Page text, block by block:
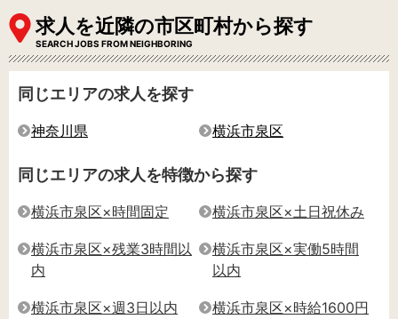
求人を近隣の市区町村から探す
SEARCH JOBS FROM NEIGHBORING
同じエリアの求人を探す
神奈川県 横浜市泉区
同じエリアの求人を特徴から探す
横浜市泉区×時間固定 横浜市泉区×土日祝休み
横浜市泉区×残業3時間以
内
横浜市泉区×実働5時間
以内
横浜市泉区×週3日以内
横浜市泉区×時給1600円